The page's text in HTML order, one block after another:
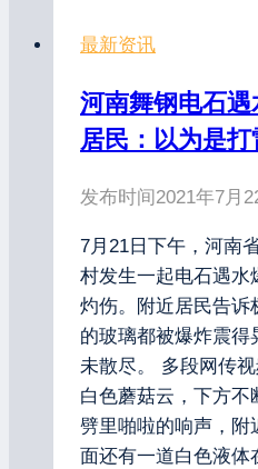
最新资讯
河南舞钢电石
居民：以为是打
发布时间2021年7月
7月21日下午，河南
村发生一起电石遇水
灼伤。附近居民告诉
的玻璃都被爆炸震得
未散尽。 多段网传
白色蘑菇云，下方
劈里啪啦的响声，附
面还有一道白色液